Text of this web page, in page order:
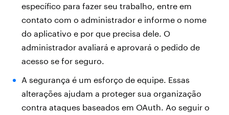
específico para fazer seu trabalho, entre em
contato com o administrador e informe o nome
do aplicativo e por que precisa dele. O
administrador avaliará e aprovará o pedido de
acesso se for seguro.
A segurança é um esforço de equipe. Essas
alterações ajudam a proteger sua organização
contra ataques baseados em OAuth. Ao seguir o